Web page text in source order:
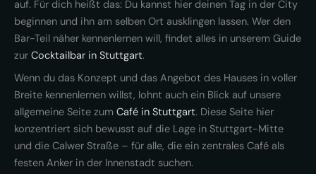
auf. Für dich heißt das: Du kannst hier deinen Tag in der City
beginnen und ihn am selben Ort ausklingen lassen. Wer den
Bar-Teil näher kennenlernen will, findet alles in unserem Guide
zur Cocktailbar in Stuttgart.
Wenn du das Konzept und das Angebot des Hauses in voller
Breite kennenlernen willst, lohnt auch ein Blick auf unsere
allgemeine Seite zum Café in Stuttgart. Diese Seite hier
konzentriert sich bewusst auf die Lage in Stuttgart-Mitte
und die Calwer Straße – für alle, die ein zentrales Café als
festen Anker in der Innenstadt suchen.